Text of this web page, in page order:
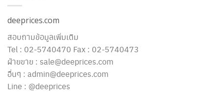
deeprices.com
สอบถามข้อมูลเพิ่มเติม
Tel : 02-5740470 Fax : 02-5740473
ฝ่ายขาย : sale@deeprices.com
อื่นๆ : admin@deeprices.com
Line : @deeprices